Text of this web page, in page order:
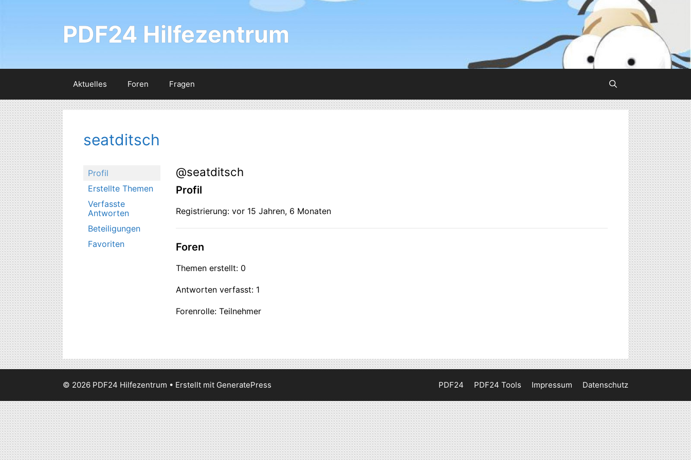
PDF24 Hilfezentrum
Aktuelles Foren Fragen
seatditsch
Profil
Erstellte Themen
Verfasste
Antworten
Beteiligungen
Favoriten
@seatditsch
Profil
Registrierung: vor 15 Jahren, 6 Monaten
Foren
Themen erstellt: 0
Antworten verfasst: 1
Forenrolle: Teilnehmer
PDF24 PDF24 Tools Impressum Datenschutz
© 2026 PDF24 Hilfezentrum • Erstellt mit GeneratePress